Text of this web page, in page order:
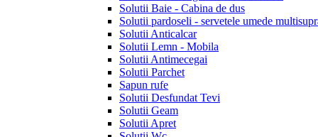
Solutii Baie - Cabina de dus
Solutii pardoseli - servetele umede
Solutii Anticalcar
Solutii Lemn - Mobila
Solutii Antimecegai
Solutii Parchet
Sapun rufe
Solutii Desfundat Tevi
Solutii Geam
Solutii Apret